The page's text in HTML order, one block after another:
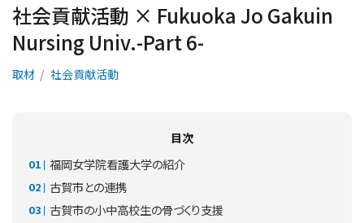
社会貢献活動 × Fukuoka Jo Gakuin
Nursing Univ.-Part 6-
取材 社会貢献活動
目次
福岡女学院看護大学の紹介
古賀市との連携
古賀市の小中高校生の骨づくり支援